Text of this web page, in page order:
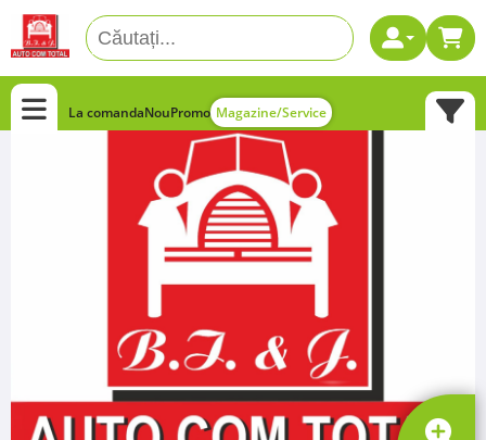
La comandaNouPromo Magazine/Service